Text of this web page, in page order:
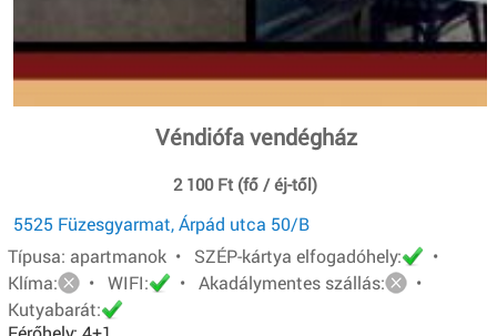
Véndiófa vendégház
2 100 Ft (fő / éj-től)
5525 Füzesgyarmat, Árpád utca 50/B
Típusa: apartmanok • SZÉP-kártya elfogadóhely:
•
Klíma:
• WIFI: • Akadálymentes szállás:
•
Kutyabarát: